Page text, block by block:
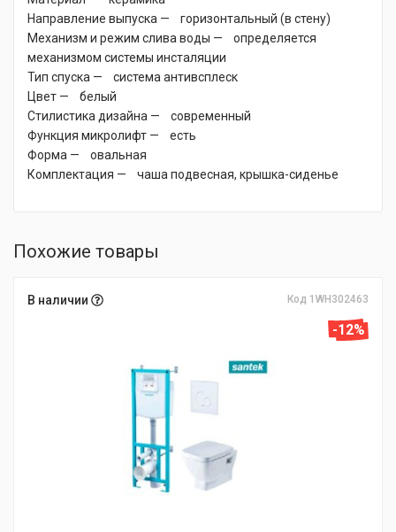
Направление выпуска — горизонтальный (в стену)
Механизм и режим слива воды — определяется
механизмом системы инсталяции
Тип спуска — система антивсплеск
Цвет — белый
Стилистика дизайна — современный
Функция микролифт — есть
Форма — овальная
Комплектация — чаша подвесная, крышка-сиденье
Похожие товары
В наличии Код 1WH302463
-12%